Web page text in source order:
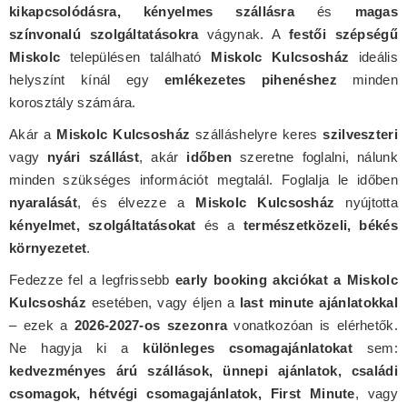
kikapcsolódásra, kényelmes szállásraés magas
színvonalú szolgáltatásokravágynak. Afestői szépségű
Miskolc településen található Miskolc Kulcsosház ideális
helyszínt kínál egyemlékezetes pihenéshez minden
korosztály számára.
Akár a Miskolc Kulcsosház szálláshelyre keresszilveszteri
vagy nyári szállást, akár időben szeretne foglalni, nálunk
minden szükséges információt megtalál. Foglalja le időben
nyaralását, és élvezze a Miskolc Kulcsosház nyújtotta
kényelmet, szolgáltatásokat és a természetközeli, békés
környezetet.
Fedezze fel a legfrissebbearly booking akciókat a Miskolc
Kulcsosház esetében, vagy éljen a last minute ajánlatokkal
– ezek a 2026-2027-os szezonravonatkozóan is elérhetők.
Ne hagyja ki a különleges csomagajánlatokat sem:
kedvezményes árú szállások, ünnepi ajánlatok, családi
csomagok, hétvégi csomagajánlatok, First Minute, vagy